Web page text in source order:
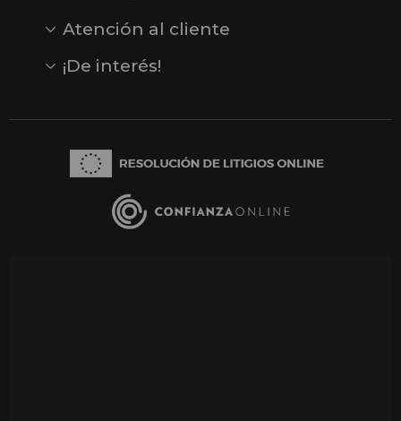
Atención al cliente
Opiniones
Reseñas en Google
¡De interés!